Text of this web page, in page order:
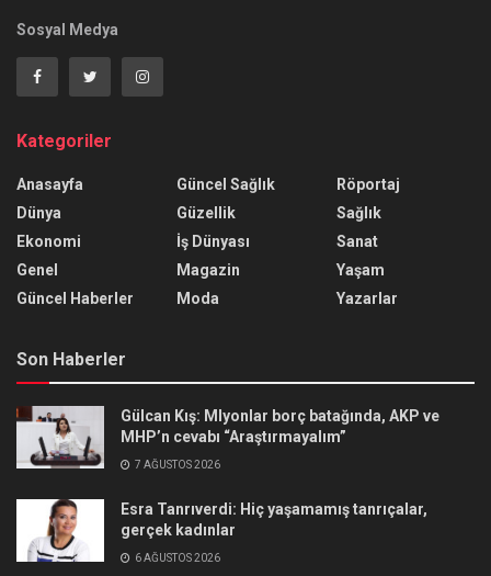
Sosyal Medya
Kategoriler
Anasayfa
Dünya
Ekonomi
Genel
Güncel Haberler
Güncel Sağlık
Güzellik
İş Dünyası
Magazin
Moda
Röportaj
Sağlık
Sanat
Yaşam
Yazarlar
Son Haberler
Gülcan Kış: Mlyonlar borç batağında, AKP ve
MHP’n cevabı “Araştırmayalım”
7 AĞUSTOS 2026
Esra Tanrıverdi: Hiç yaşamamış tanrıçalar,
gerçek kadınlar
6 AĞUSTOS 2026